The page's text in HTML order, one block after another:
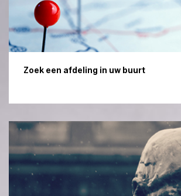
Zoek een afdeling in uw buurt